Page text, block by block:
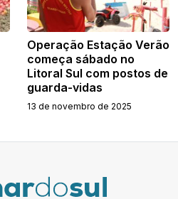
Operação Estação Verão
começa sábado no
Litoral Sul com postos de
guarda-vidas
13 de novembro de 2025